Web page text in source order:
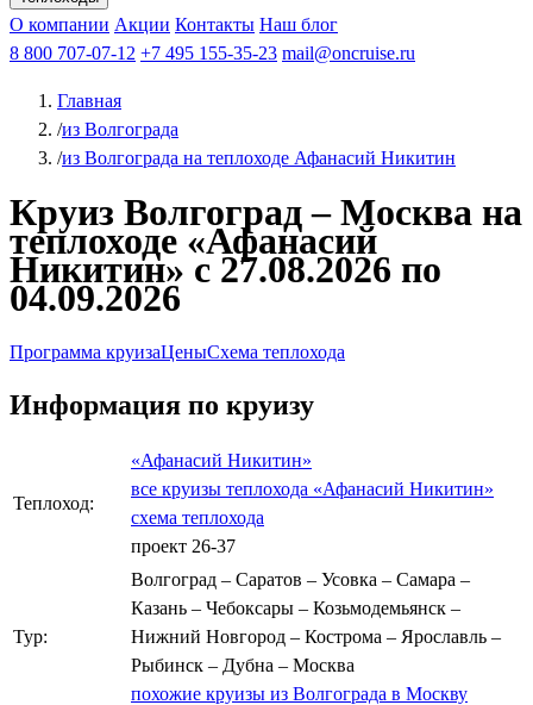
Чебоксарыиз Волгоградаиз Саратова Все города
КазаньВ Нижний НовгородВ ПермьВ Ростов-на-Дону
РыбинскНа СоловкиНа ВалаамПо ОкеПо Енисею
Афанасий Никитин Октябрьская революция
ФединАлександр СвешниковИван
МироновА.С.Попов
О компании Акции Контакты Наш блог
8 800 707-07-12 +7 495 155-35-23 mail@oncruise.ru
Главная
/из Волгограда
/из Волгограда на теплоходе Афанасий Никитин
Круиз Волгоград – Москва на
теплоходе «Афанасий
Никитин» с 27.08.2026 по
04.09.2026
Программа круизаЦеныСхема теплохода
Информация по круизу
Теплоход:
«Афанасий Никитин»
все круизы теплохода «Афанасий Никитин»
схема теплохода
проект 26-37
Тур:
Волгоград – Саратов – Усовка – Самара –
Казань – Чебоксары – Козьмодемьянск –
Нижний Новгород – Кострома – Ярославль –
Рыбинск – Дубна – Москва
похожие круизы из Волгограда в Москву